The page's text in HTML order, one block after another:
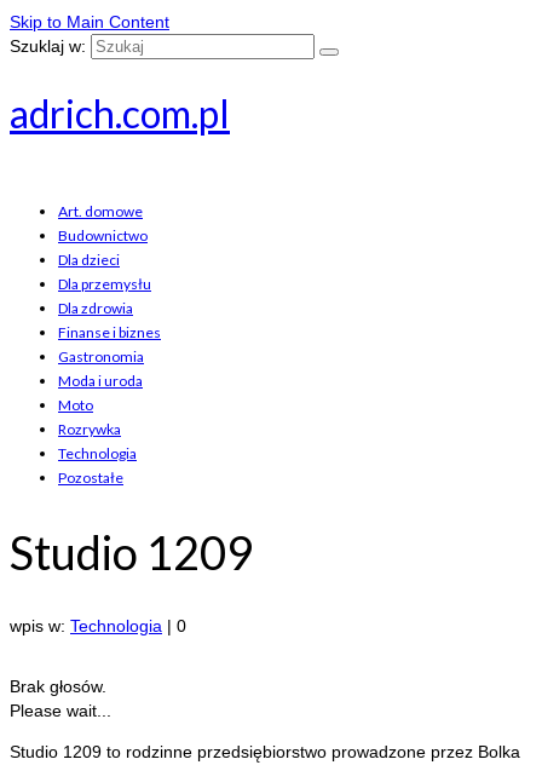
Skip to Main Content
Szuklaj w:
adrich.com.pl
Art. domowe
Budownictwo
Dla dzieci
Dla przemysłu
Dla zdrowia
Finanse i biznes
Gastronomia
Moda i uroda
Moto
Rozrywka
Technologia
Pozostałe
Studio 1209
wpis w: Technologia | 0
Brak głosów.
Please wait...
Studio 1209 to rodzinne przedsiębiorstwo prowadzone przez Bolka